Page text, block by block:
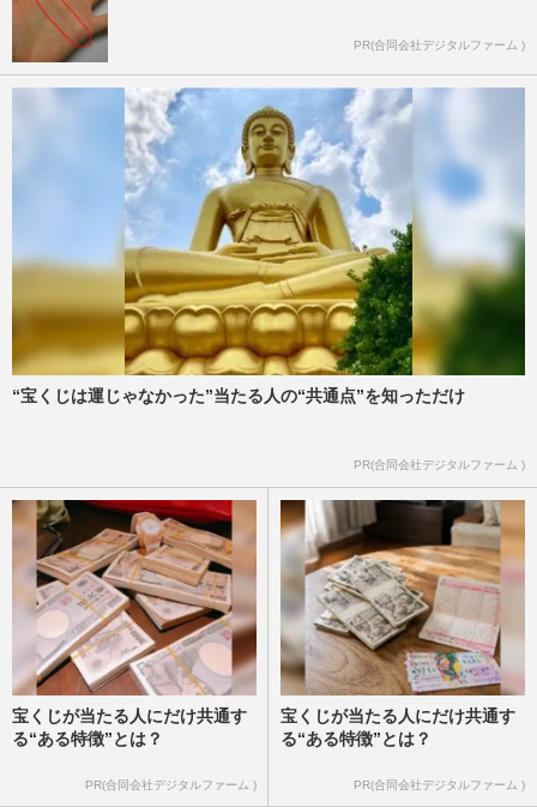
PR(合同会社デジタルファーム )
“宝くじは運じゃなかった”当たる人の“共通点”を知っただけ
PR(合同会社デジタルファーム )
宝くじが当たる人にだけ共通す
る“ある特徴”とは？
PR(合同会社デジタルファーム )
宝くじが当たる人にだけ共通す
る“ある特徴”とは？
PR(合同会社デジタルファーム )